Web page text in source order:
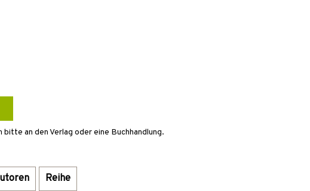
an den Verlag oder eine Buchhandlung.
Reihe